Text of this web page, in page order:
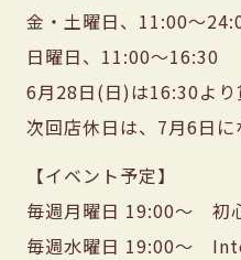
金・土曜日、11:00〜
日曜日、11:00〜16:30
6月28日(日)は16:30より
次回店休日は、7月6日に
【イベント予定】
毎週月曜日 19:00〜 初
毎週水曜日 19:00〜